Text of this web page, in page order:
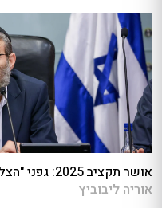
אושר תקציב 2025: גפני "הצלחנו להוריד הרבה מהמיסים"
אוריה ליבוביץ